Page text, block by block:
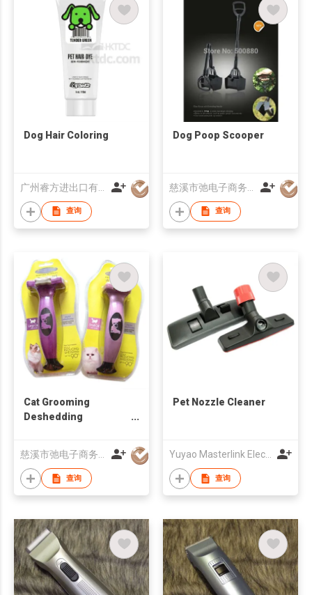
Dog Hair Coloring
查询
Dog Poop Scooper
查询
Cat Grooming
Deshedding
Cats
查询
Pet Nozzle Cleaner
Yuyao Masterlink Electrical Appliance Co., Ltd.
查询